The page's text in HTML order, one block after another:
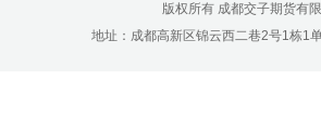
版权所有 成都交子期货有
地址：成都高新区锦云西二巷2号1栋1